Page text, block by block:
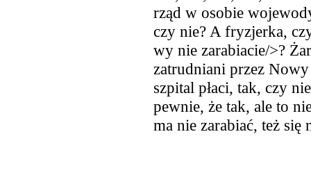
rząd w osobie
czy nie? A fryzjerka,
wy nie zarabiacie/>?
zatrudniani przez
szpital płaci, tak, czy
pewnie, że tak, ale to
ma nie zarabiać, też się